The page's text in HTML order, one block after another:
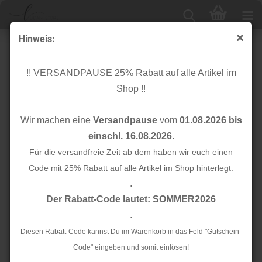
Hinweis:
!! VERSANDPAUSE 25% Rabatt auf alle Artikel im
Shop !!
Wir machen eine Versandpausevom 01.08.2026 bis
einschl. 16.08.2026.
Für die versandfreie Zeit ab dem haben wir euch einen
Code mit 25% Rabatt auf alle Artikel im Shop hinterlegt.
.
Der Rabatt-Code lautet: SOMMER2026
.
Diesen Rabatt-Code kannst Du im Warenkorb in das Feld "Gutschein-
Code" eingeben und somit einlösen!
Musselin - Springflower orange - Springtime